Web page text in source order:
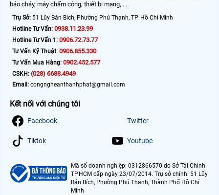
báo cháy, máy chấm công, thiết bị mạng, ...
Trụ Sở: 51 Lũy Bán Bích, Phường Phú Thạnh, TP. Hồ Chí Minh
Hotline Tư Vấn: 0938.11.23.99
Hotline Tư Vấn 1: 0906.72.73.77
Tư Vấn Kỹ Thuật: 0906.855.330
Tư Vấn Mua Hàng: 0902.452.577
CSKH: (028) 6688.4949
Email: congngheanthanhphat@gmail.com
Kết nối với chúng tôi
Facebook Twitter
Tiktok Youtube
Mã số doanh nghiệp: 0312866570 do Sở Tài Chính
TP.HCM cấp ngày 23/07/2014. Trụ sở chính: 51 Lũy
Bán Bích, Phường Phú Thạnh, Thành Phố Hồ Chí
Minh